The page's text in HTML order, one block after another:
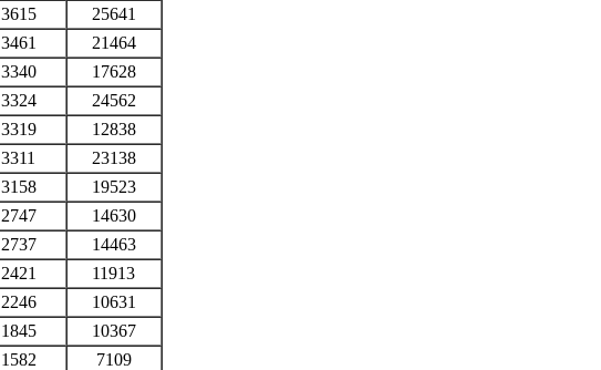
3615
25641
3461
21464
3340
17628
3324
24562
3319
12838
3311
23138
3158
19523
2747
14630
2737
14463
2421
11913
2246
10631
1845
10367
1582
7109